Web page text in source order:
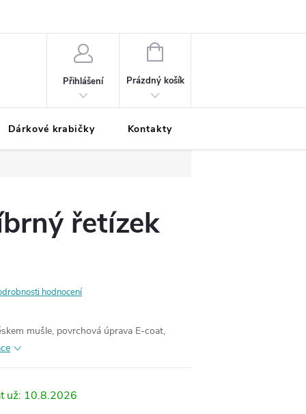
Přihlášení
NÁKUPNÍ
Prázdný košík
Dárkové krabičky Kontakty
řetízek
hodnocení
mušle, povrchová úprava E-coat,
10.8.2026